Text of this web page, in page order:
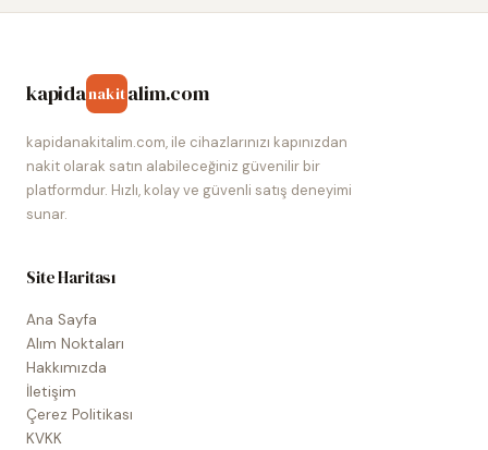
kapidanakitalim.com
kapidanakitalim.com, ile cihazlarınızı kapınızdan
nakit olarak satın alabileceğiniz güvenilir bir
platformdur. Hızlı, kolay ve güvenli satış deneyimi
sunar.
Site Haritası
Ana Sayfa
Alım Noktaları
Hakkımızda
İletişim
Çerez Politikası
KVKK